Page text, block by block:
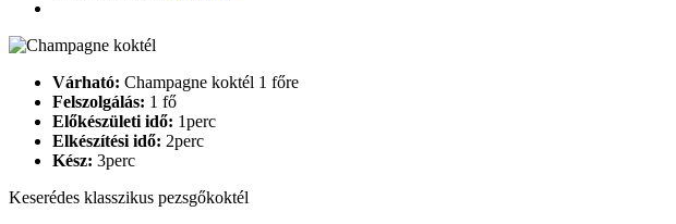
Várható: Champagne koktél 1 főre
Felszolgálás: 1 fő
Előkészületi idő: 1perc
Elkészítési idő: 2perc
Kész: 3perc
Keserédes klasszikus pezsgőkoktél